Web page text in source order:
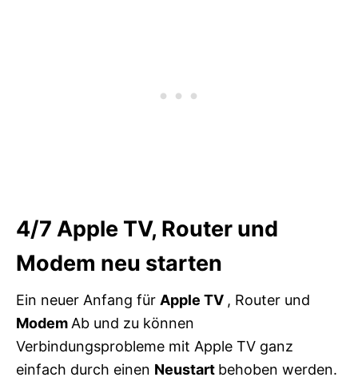
4/7 Apple TV, Router und
Modem neu starten
Ein neuer Anfang für Apple TV , Router und
Modem Ab und zu können
Verbindungsprobleme mit Apple TV ganz
einfach durch einen Neustart behoben werden.